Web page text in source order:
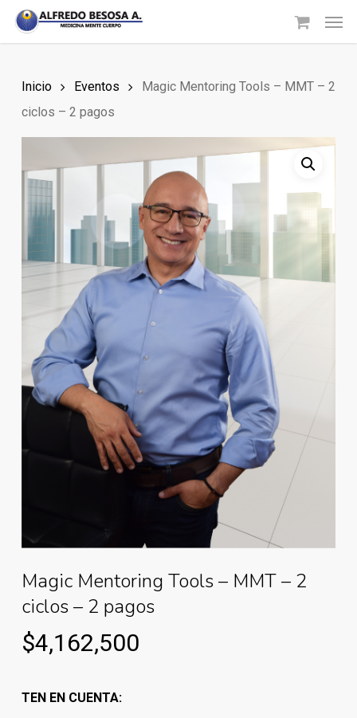
Skip
content
Inicio Eventos
Magic Mentoring Tools – MMT – 2
ciclos – 2 pagos
Magic Mentoring Tools – MMT – 2
ciclos – 2 pagos
$4,162,500
TEN EN CUENTA: